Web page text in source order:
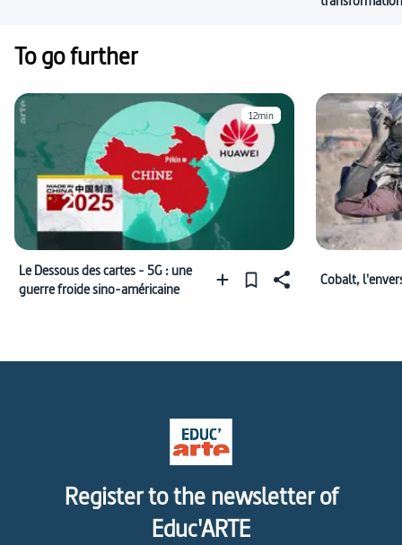
To go further
12min
Le Dessous des cartes - 5G : une
guerre froide sino-américaine
Cobalt,
Register to the newsletter of
Educ'ARTE